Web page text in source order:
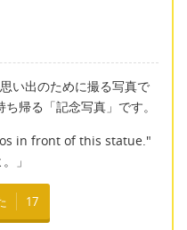
い出のために撮る写真で
帰る「記念写真」です。
in front of this statue."
」
17